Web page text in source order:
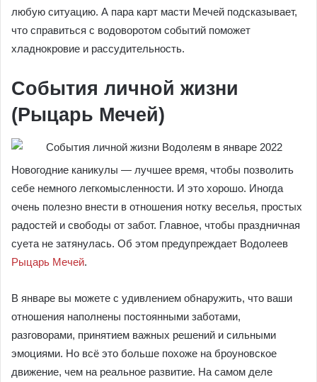
любую ситуацию. А пара карт масти Мечей подсказывает,
что справиться с водоворотом событий поможет
хладнокровие и рассудительность.
События личной жизни
(Рыцарь Мечей)
Новогодние каникулы — лучшее время, чтобы позволить
себе немного легкомысленности. И это хорошо. Иногда
очень полезно внести в отношения нотку веселья, простых
радостей и свободы от забот. Главное, чтобы праздничная
суета не затянулась. Об этом предупреждает Водолеев
Рыцарь Мечей.
В январе вы можете с удивлением обнаружить, что ваши
отношения наполнены постоянными заботами,
разговорами, принятием важных решений и сильными
эмоциями. Но всё это больше похоже на броуновское
движение, чем на реальное развитие. На самом деле